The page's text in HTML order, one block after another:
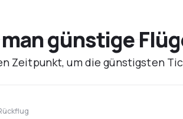
günstige
Zeitpunkt, um die günstigsten